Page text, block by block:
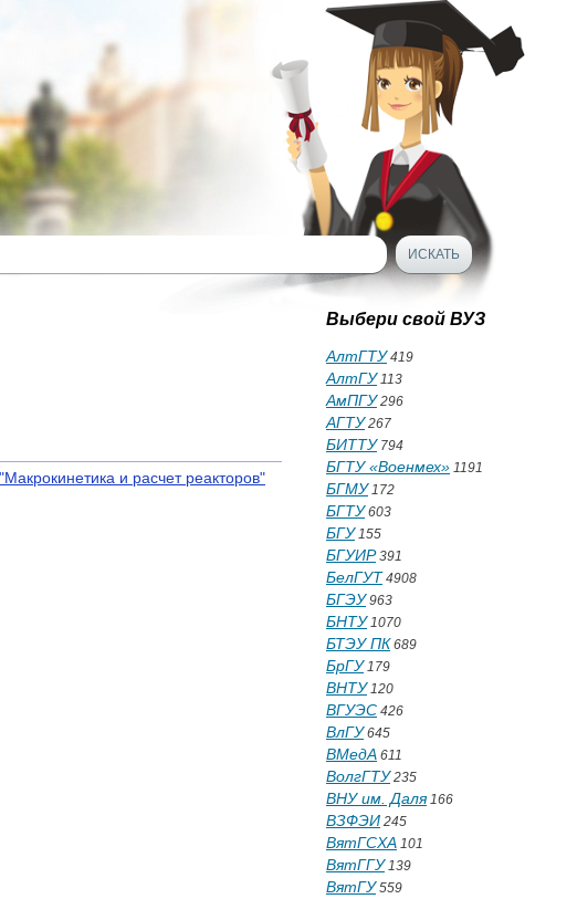
и расчет реакторов"
Выбери свой ВУЗ
АлтГТУ419
АлтГУ113
АмПГУ296
АГТУ267
БИТТУ794
БГТУ «Военмех» 1191
БГМУ172
БГТУ603
БГУ155
БГУИР391
БелГУТ 4908
БГЭУ963
БНТУ1070
БТЭУ ПК 689
БрГУ179
ВНТУ120
ВГУЭС 426
ВлГУ645
ВМедА 611
ВолгГТУ235
ВНУ им. Даля166
ВЗФЭИ 245
ВятГСХА 101
ВятГГУ139
ВятГУ559